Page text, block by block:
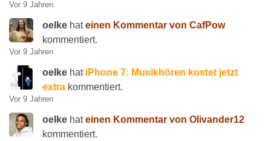
Vor 9 Jahren
oelke hateinen Kommentar von CafPow
kommentiert.
Vor 9 Jahren
oelke hat iPhone 7: Musikhören kostet jetzt
extra kommentiert.
Vor 9 Jahren
oelke hateinen Kommentar von Olivander12
kommentiert.